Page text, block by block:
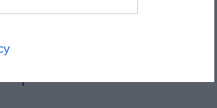
Δύση